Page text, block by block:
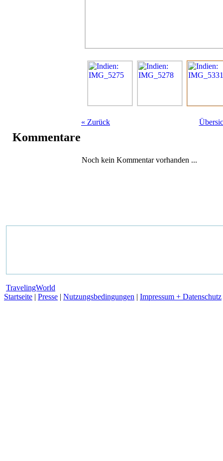
« Zurück
Kommentare
Noch kein Kommentar vorhanden ...
TravelingWorld
Startseite | Presse | Nutzungsbedingungen | Impressum + Datenschutz